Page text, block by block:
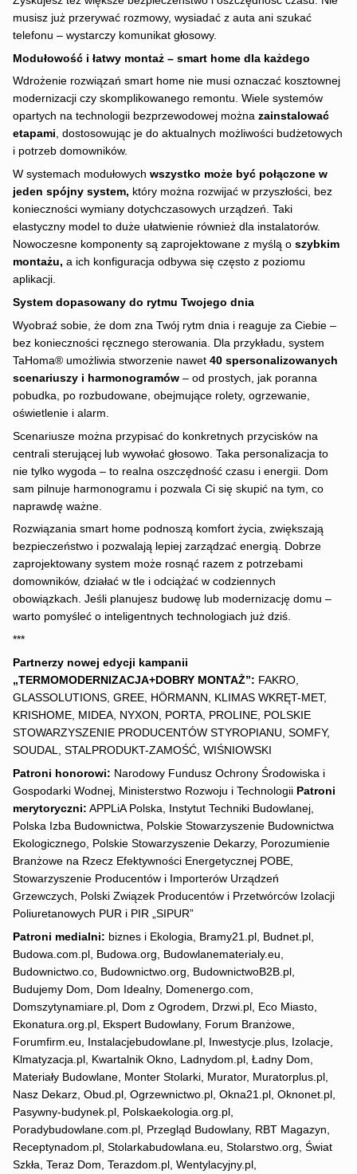
musisz już przerywać rozmowy, wysiadać z auta ani szukać
telefonu – wystarczy komunikat głosowy.
Modułowość i łatwy montaż – smart home dla każdego
Wdrożenie rozwiązań smart home nie musi oznaczać kosztownej
modernizacji czy skomplikowanego remontu. Wiele systemów
opartych na technologii bezprzewodowej można zainstalować
etapami, dostosowując je do aktualnych możliwości budżetowych
i potrzeb domowników.
W systemach modułowych wszystko może być połączone w
jeden spójny system, który można rozwijać w przyszłości, bez
konieczności wymiany dotychczasowych urządzeń. Taki
elastyczny model to duże ułatwienie również dla instalatorów.
Nowoczesne komponenty są zaprojektowane z myślą o szybkim
montażu, a ich konfiguracja odbywa się często z poziomu
aplikacji.
System dopasowany do rytmu Twojego dnia
Wyobraź sobie, że dom zna Twój rytm dnia i reaguje za Ciebie –
bez konieczności ręcznego sterowania. Dla przykładu, system
TaHoma® umożliwia stworzenie nawet 40 spersonalizowanych
scenariuszy i harmonogramów– od prostych, jak poranna
pobudka, po rozbudowane, obejmujące rolety, ogrzewanie,
oświetlenie i alarm.
Scenariusze można przypisać do konkretnych przycisków na
centrali sterującej lub wywołać głosowo. Taka personalizacja to
nie tylko wygoda – to realna oszczędność czasu i energii. Dom
sam pilnuje harmonogramu i pozwala Ci się skupić na tym, co
naprawdę ważne.
Rozwiązania smart home podnoszą komfort życia, zwiększają
bezpieczeństwo i pozwalają lepiej zarządzać energią. Dobrze
zaprojektowany system może rosnąć razem z potrzebami
domowników, działać w tle i odciążać w codziennych
obowiązkach. Jeśli planujesz budowę lub modernizację domu –
warto pomyśleć o inteligentnych technologiach już dziś.
***
Partnerzy nowej edycji kampanii
„TERMOMODERNIZACJA+DOBRY MONTAŻ”: FAKRO,
GLASSOLUTIONS, GREE, HÖRMANN, KLIMAS WKRĘT-MET,
KRISHOME, MIDEA, NYXON, PORTA, PROLINE, POLSKIE
STOWARZYSZENIE PRODUCENTÓW STYROPIANU, SOMFY,
SOUDAL, STALPRODUKT-ZAMOŚĆ, WIŚNIOWSKI
Patroni honorowi: Narodowy Fundusz Ochrony Środowiska i
Gospodarki Wodnej, Ministerstwo Rozwoju i Technologii Patroni
merytoryczni: APPLiA Polska, Instytut Techniki Budowlanej,
Polska Izba Budownictwa, Polskie Stowarzyszenie Budownictwa
Ekologicznego, Polskie Stowarzyszenie Dekarzy, Porozumienie
Branżowe na Rzecz Efektywności Energetycznej POBE,
Stowarzyszenie Producentów i Importerów Urządzeń
Grzewczych, Polski Związek Producentów i Przetwórców Izolacji
Poliuretanowych PUR i PIR „SIPUR”
Patroni medialni: biznes i Ekologia, Bramy21.pl, Budnet.pl,
Budowa.com.pl, Budowa.org, Budowlanematerialy.eu,
Budownictwo.co, Budownictwo.org, BudownictwoB2B.pl,
Budujemy Dom, Dom Idealny, Domenergo.com,
Domszytynamiare.pl, Dom z Ogrodem, Drzwi.pl, Eco Miasto,
Ekonatura.org.pl, Ekspert Budowlany, Forum Branżowe,
Forumfirm.eu, Instalacjebudowlane.pl, Inwestycje.plus, Izolacje,
Klmatyzacja.pl, Kwartalnik Okno, Ladnydom.pl, Ładny Dom,
Materiały Budowlane, Monter Stolarki, Murator, Muratorplus.pl,
Nasz Dekarz, Obud.pl, Ogrzewnictwo.pl, Okna21.pl, Oknonet.pl,
Pasywny-budynek.pl, Polskaekologia.org.pl,
Poradybudowlane.com.pl, Przegląd Budowlany, RBT Magazyn,
Receptynadom.pl, Stolarkabudowlana.eu, Stolarstwo.org, Świat
Szkła, Teraz Dom, Terazdom.pl, Wentylacyjny.pl,